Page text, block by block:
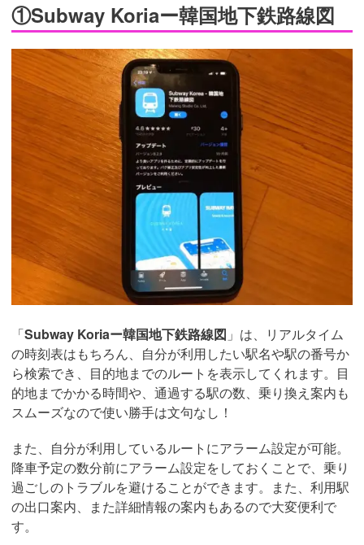
①Subway Koriaー韓国地下鉄路線図
「Subway Koriaー韓国地下鉄路線図 」は、リアルタイム
の時刻表はもちろん、自分が利用したい駅名や駅の番号か
ら検索でき、目的地までのルートを表示してくれます。目
的地までかかる時間や、通過する駅の数、乗り換え案内も
スムーズなので使い勝手は文句なし！
また、自分が利用しているルートにアラーム設定が可能。
降車予定の数分前にアラーム設定をしておくことで、乗り
過ごしのトラブルを避けることができます。また、利用駅
の出口案内、また詳細情報の案内もあるので大変便利で
す。